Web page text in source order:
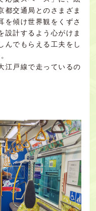
都交通局とのさまざま
を傾け世界観をくずさ
設計するよう心がけま
んでもらえる工夫をし
江戸線で走っているの